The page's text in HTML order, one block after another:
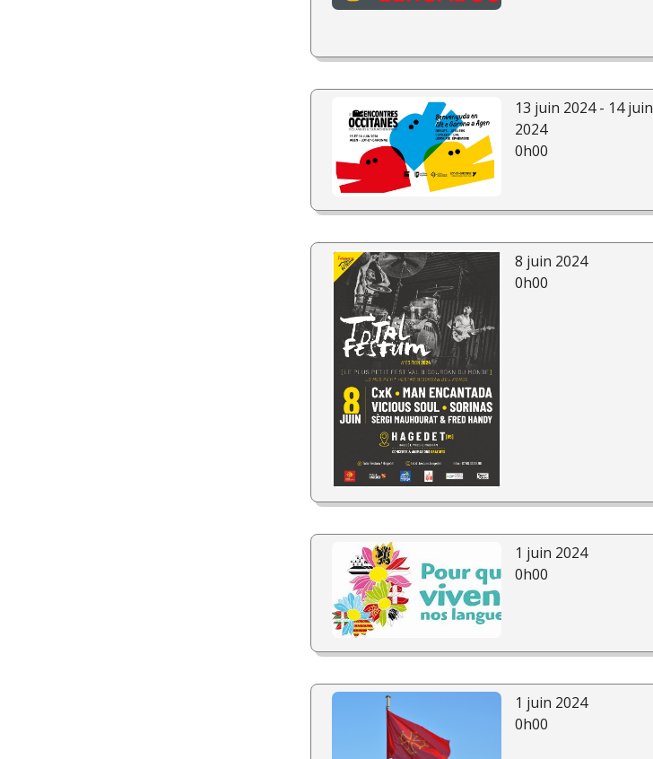
13 juin 2024 - 14 juin
2024
0h00
8 juin 2024
0h00
1 juin 2024
0h00
1 juin 2024
0h00